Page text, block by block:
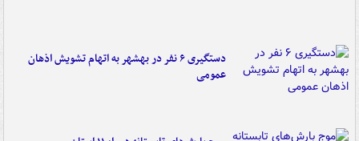
دستگیری ۶ نفر در بهشهر به اتهام تشویش اذهان
عمومی